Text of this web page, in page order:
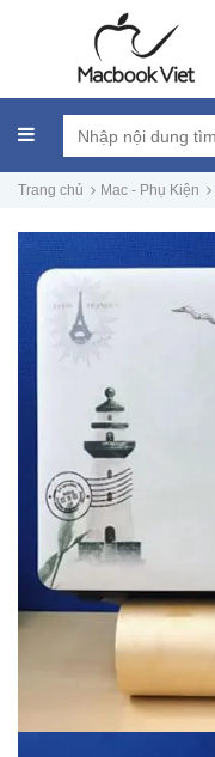
Trang chủ Mac - Phụ Kiện